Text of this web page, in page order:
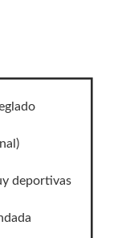
deportivas